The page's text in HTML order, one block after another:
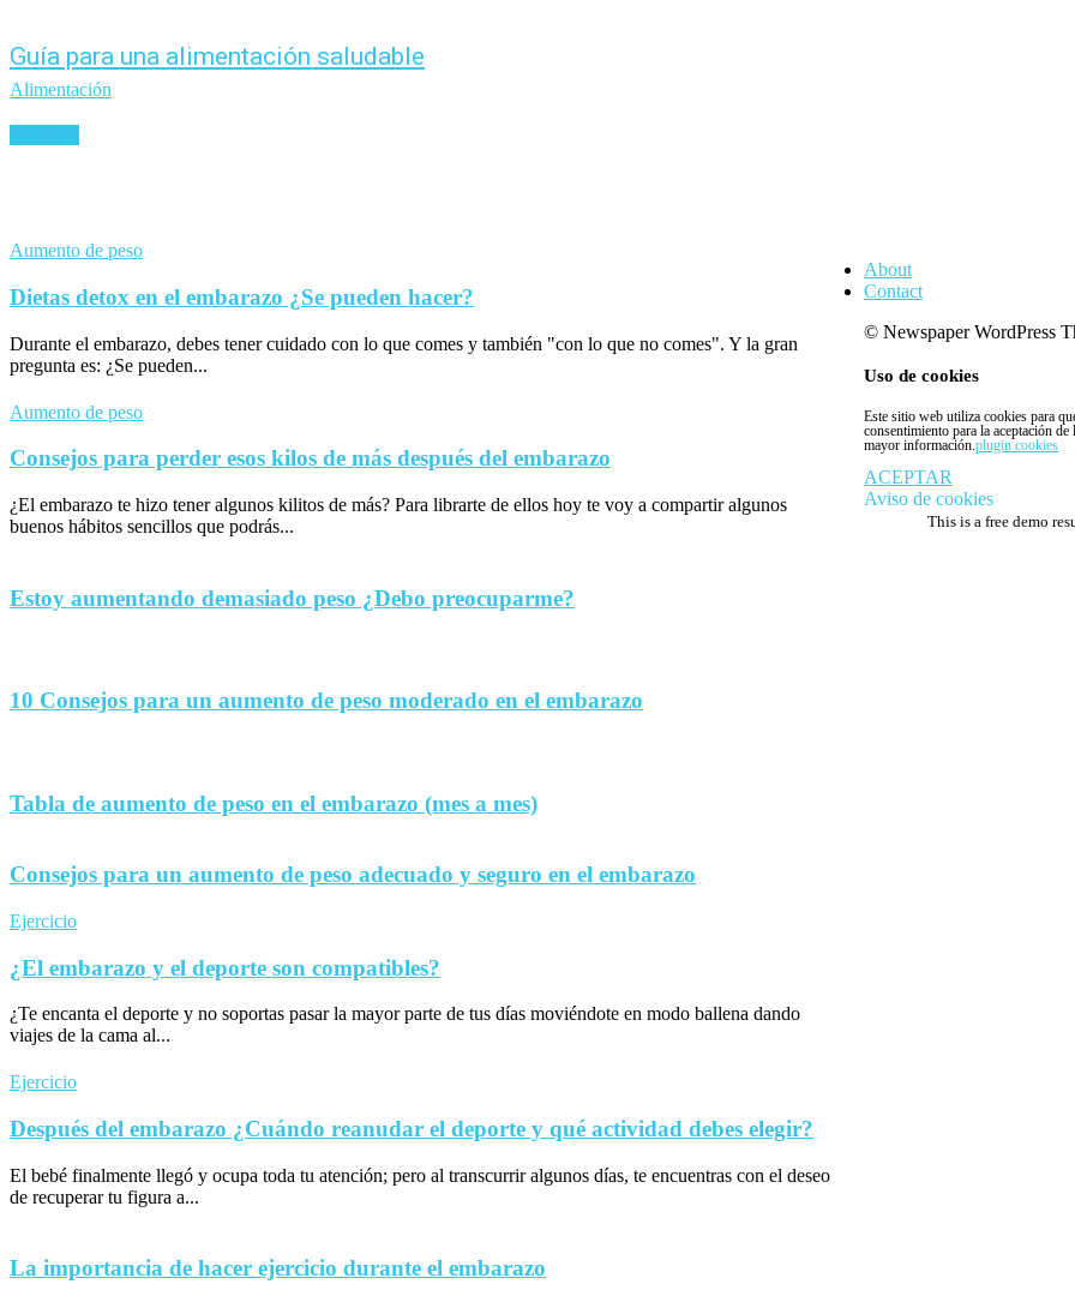
Guía para una alimentación saludable
Alimentación
Aumento de peso
Dietas detox en el embarazo ¿Se pueden hacer?
Durante el embarazo, debes tener cuidado con lo que comes y también "con lo que no comes". Y la gran
pregunta es: ¿Se pueden...
Aumento de peso
Consejos para perder esos kilos de más después del embarazo
¿El embarazo te hizo tener algunos kilitos de más? Para librarte de ellos hoy te voy a compartir algunos
buenos hábitos sencillos que podrás...
Estoy aumentando demasiado peso ¿Debo preocuparme?
10 Consejos para un aumento de peso moderado en el embarazo
Tabla de aumento de peso en el embarazo (mes a mes)
Consejos para un aumento de peso adecuado y seguro en el embarazo
Ejercicio
¿El embarazo y el deporte son compatibles?
¿Te encanta el deporte y no soportas pasar la mayor parte de tus días moviéndote en modo ballena dando
viajes de la cama al...
Ejercicio
Después del embarazo ¿Cuándo reanudar el deporte y qué actividad debes elegir?
El bebé finalmente llegó y ocupa toda tu atención; pero al transcurrir algunos días, te encuentras con el deseo
de recuperar tu figura a...
La importancia de hacer ejercicio durante el embarazo
About
Contact
© Newspaper WordPress
Uso de cookies
Este sitio web utiliza cookies para
consentimiento para la aceptación
mayor información.plugin cookies
ACEPTAR
Aviso de cookies
This is a free demo